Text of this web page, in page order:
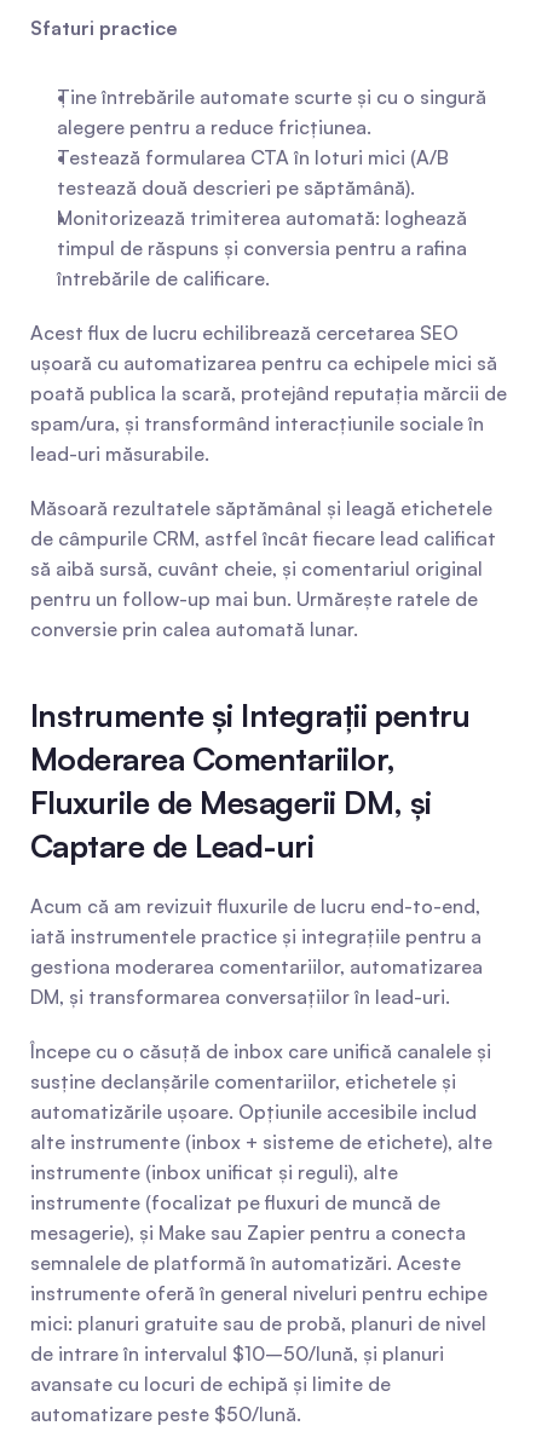
Sfaturi practice
Ține întrebările automate scurte și cu o singură
alegere pentru a reduce fricțiunea.
Testează formularea CTA în loturi mici (A/B
testează două descrieri pe săptămână).
Monitorizează trimiterea automată: loghează
timpul de răspuns și conversia pentru a rafina
întrebările de calificare.
Acest flux de lucru echilibrează cercetarea SEO
ușoară cu automatizarea pentru ca echipele mici să
poată publica la scară, protejând reputația mărcii de
spam/ura, și transformând interacțiunile sociale în
lead-uri măsurabile.
Măsoară rezultatele săptămânal și leagă etichetele
de câmpurile CRM, astfel încât fiecare lead calificat
să aibă sursă, cuvânt cheie, și comentariul original
pentru un follow-up mai bun. Urmărește ratele de
conversie prin calea automată lunar.
Instrumente și Integrații pentru
Moderarea Comentariilor,
Fluxurile de Mesagerii DM, și
Captare de Lead-uri
Acum că am revizuit fluxurile de lucru end-to-end,
iată instrumentele practice și integrațiile pentru a
gestiona moderarea comentariilor, automatizarea
DM, și transformarea conversațiilor în lead-uri.
Începe cu o căsuță de inbox care unifică canalele și
susține declanșările comentariilor, etichetele și
automatizările ușoare. Opțiunile accesibile includ
alte instrumente (inbox + sisteme de etichete), alte
instrumente (inbox unificat și reguli), alte
instrumente (focalizat pe fluxuri de muncă de
mesagerie), și Make sau Zapier pentru a conecta
semnalele de platformă în automatizări. Aceste
instrumente oferă în general niveluri pentru echipe
mici: planuri gratuite sau de probă, planuri de nivel
de intrare în intervalul $10–50/lună, și planuri
avansate cu locuri de echipă și limite de
automatizare peste $50/lună.